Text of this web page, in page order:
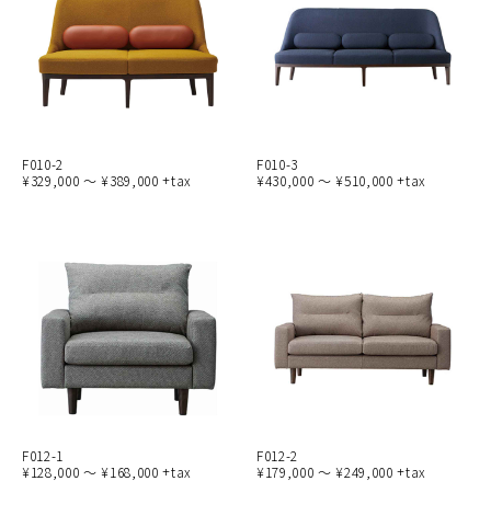
F010-2
¥329,000 ～ ¥389,000 +tax
F010-3
¥430,000 ～ ¥510,000 +tax
F012-1
¥128,000 ～ ¥168,000 +tax
F012-2
¥179,000 ～ ¥249,000 +tax